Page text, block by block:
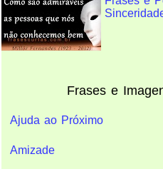
Frases e
Ajuda ao Próximo
Amizade